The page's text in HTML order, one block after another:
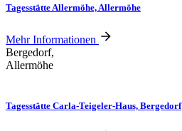
Tagesstätte Allermöhe, Allermöhe
Mehr Informationen
Bergedorf,
Allermöhe
Tagesstätte Carla-Teigeler-Haus, Bergedorf